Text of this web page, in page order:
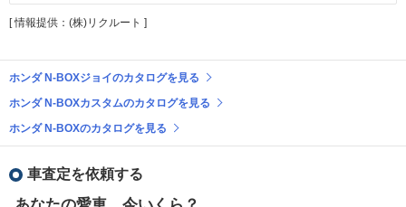
[ 情報提供：(株)リクルート ]
ホンダ N-BOXジョイのカタログを見る
ホンダ N-BOXカスタムのカタログを見る
ホンダ N-BOXのカタログを見る
車査定を依頼する